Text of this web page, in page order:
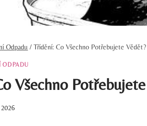
Odpadu / Třídění: Co Všechno Potřebujete Vědět?
ODPADU
Všechno